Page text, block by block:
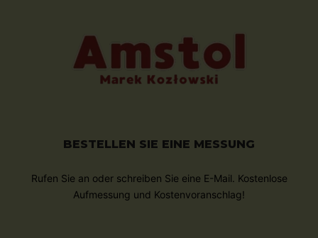
BESTELLEN SIE EINE MESSUNG
Rufen Sie an oder schreiben Sie eine E-Mail. Kostenlose
Aufmessung und Kostenvoranschlag!